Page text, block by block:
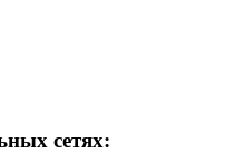
сетях: